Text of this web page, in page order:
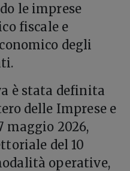
le imprese
fiscale e
degli
è stata definita
delle Imprese e
maggio 2026,
del 10
operative,